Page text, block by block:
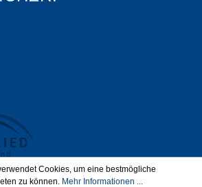
Cookies, um eine bestmögliche
zu können. Mehr Informationen ...